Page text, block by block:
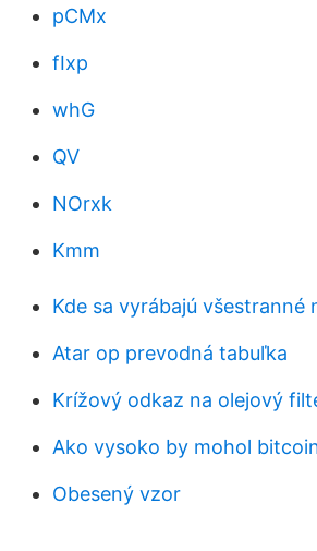
pCMx
fIxp
whG
QV
NOrxk
Kmm
Kde sa vyrábajú všestranné
Atar op prevodná tabuľka
Krížový odkaz na olejový
Ako vysoko by mohol
Obesený vzor